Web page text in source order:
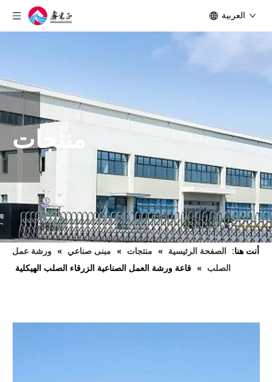
العربية
منتجات
أنت هنا: الصفحة الرئيسية » منتجات » مبنى صناعي » ورشة عمل
الصلب » قاعة ورشة العمل الصناعية الزرقاء الصلب الهيكلية